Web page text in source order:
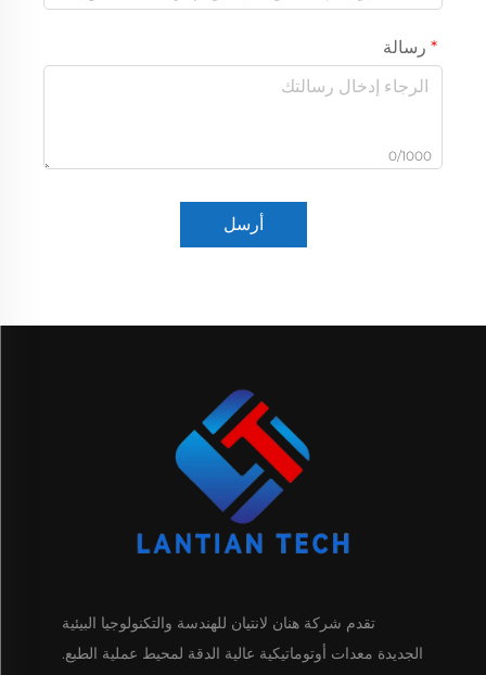
رسالة
0/1000
أرسل
تقدم شركة هنان لانتيان للهندسة والتكنولوجيا البيئية
الجديدة معدات أوتوماتيكية عالية الدقة لمحيط عملية الطبع.